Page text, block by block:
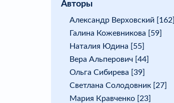
Авторы
Александр Верховский [162]
Галина Кожевникова [59]
Наталия Юдина [55]
Вера Альперович [44]
Ольга Сибирева [39]
Светлана Солодовник [27]
Мария Кравченко [23]